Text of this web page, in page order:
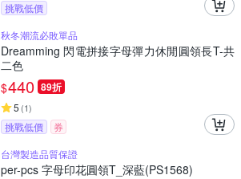
挑戰低價
秋冬潮流必敗單品
Dreamming 閃電拼接字母彈力休閒圓領長T-共
二色
$440 89折
5 (1)
挑戰低價
券
台灣製造品質保證
per-pcs 字母印花圓領T_深藍(PS1568)